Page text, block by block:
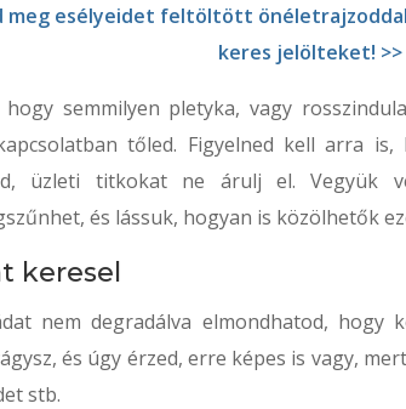
meg esélyeidet feltöltött
keres jelölteket! >>
hogy semmilyen pletyka, vagy
tőled. Figyelned kell arra
üzleti titkokat ne árulj el. Vegyük
és lássuk, hogyan is közölhetők
keresel
nem degradálva elmondhatod, hogy
és úgy érzed, erre képes is vagy,
stb.